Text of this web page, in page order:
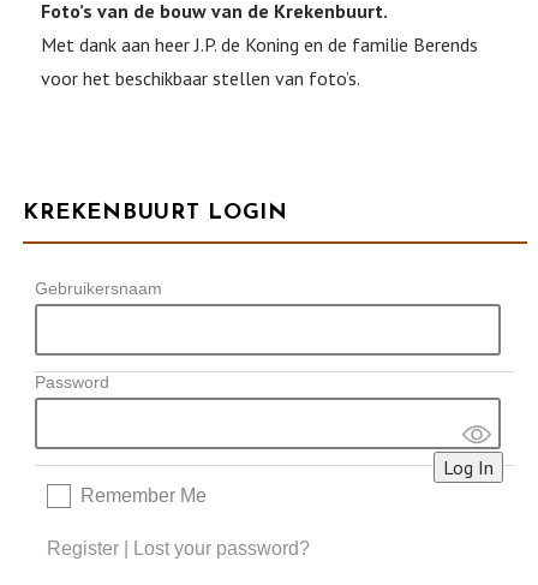
Foto’s van de bouw van de Krekenbuurt.
Met dank aan heer J.P. de Koning en de familie Berends
voor het beschikbaar stellen van foto’s.
KREKENBUURT LOGIN
Gebruikersnaam
Password
Remember Me
Register Lost your password?